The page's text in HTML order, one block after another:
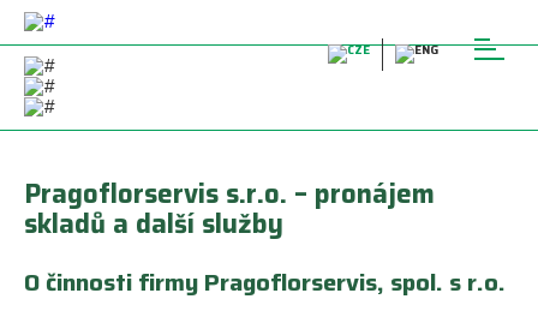
Pragoflorservis s.r.o. – pronájem
skladů a další služby
O činnosti firmy Pragoflorservis, spol. s r.o.